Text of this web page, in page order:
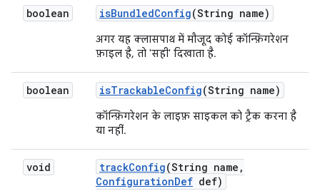
boolean isBundledConfig(String name)
अगर यह क्लासपाथ में मौजूद कोई कॉन्फ़िगरेशन
फ़ाइल है, तो 'सही' दिखाता है.
boolean isTrackableConfig(String name)
कॉन्फ़िगरेशन के लाइफ़ साइकल को ट्रैक करना है
या नहीं.
void trackConfig(String name ,
ConfigurationDef def)